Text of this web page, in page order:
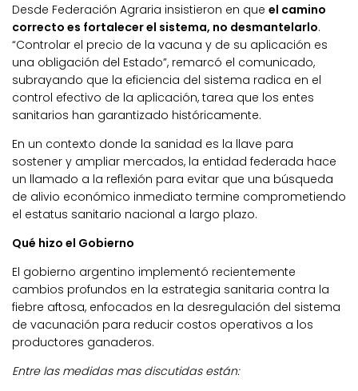
Desde Federación Agraria insistieron en que el camino
correcto es fortalecer el sistema, no desmantelarlo.
“Controlar el precio de la vacuna y de su aplicación es
una obligación del Estado”, remarcó el comunicado,
subrayando que la eficiencia del sistema radica en el
control efectivo de la aplicación, tarea que los entes
sanitarios han garantizado históricamente.
En un contexto donde la sanidad es la llave para
sostener y ampliar mercados, la entidad federada hace
un llamado a la reflexión para evitar que una búsqueda
de alivio económico inmediato termine comprometiendo
el estatus sanitario nacional a largo plazo.
Qué hizo el Gobierno
El gobierno argentino implementó recientemente
cambios profundos en la estrategia sanitaria contra la
fiebre aftosa, enfocados en la desregulación del sistema
de vacunación para reducir costos operativos a los
productores ganaderos.
Entre las medidas mas discutidas están: